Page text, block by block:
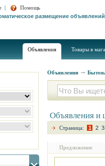
|
Помощь
размещение объявлений
Объявления Товары в
Объявления
Объявления и
Страница: 1 2 3
Предложение